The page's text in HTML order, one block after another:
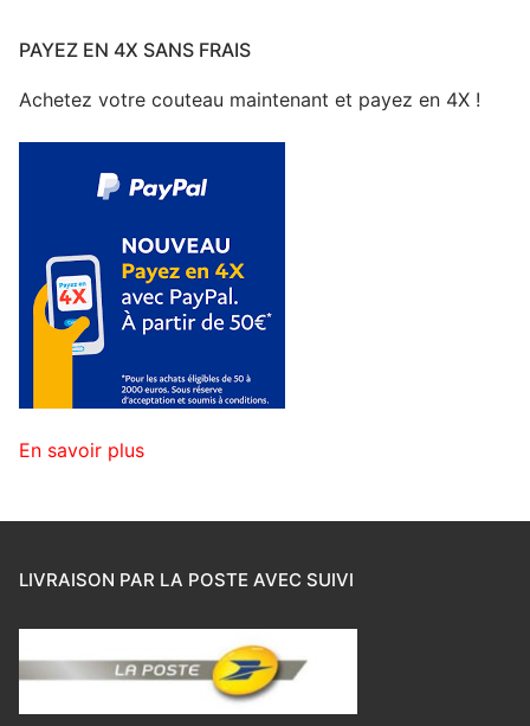
PAYEZ EN 4X SANS FRAIS
Achetez votre couteau maintenant et payez en 4X !
En savoir plus
LIVRAISON PAR LA POSTE AVEC SUIVI